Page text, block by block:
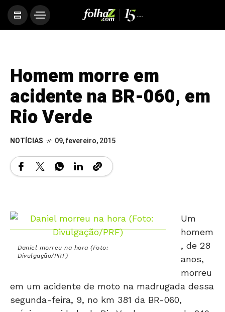
Homem morre em
acidente na BR-060, em
Rio Verde
NOTÍCIAS 09, fevereiro, 2015
Daniel morreu na hora (Foto:
Divulgação/PRF)
Um
homem
, de 28
anos,
morreu
em um acidente de moto na madrugada dessa
segunda-feira, 9, no km 381 da BR-060,